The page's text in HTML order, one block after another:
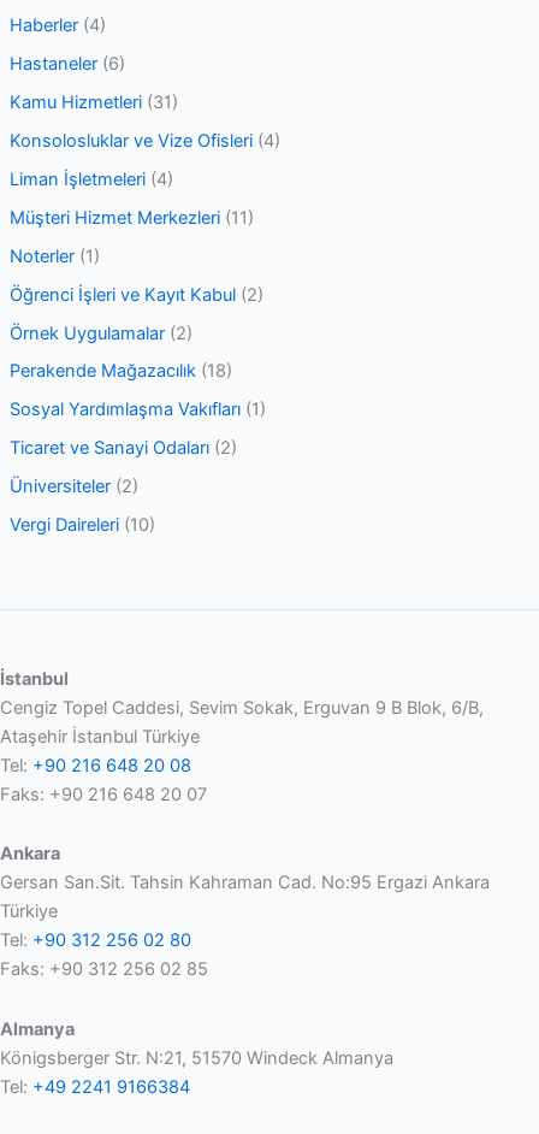
Haberler(4)
Hastaneler(6)
Kamu Hizmetleri(31)
Konsolosluklar ve Vize Ofisleri(4)
Liman İşletmeleri(4)
Müşteri Hizmet Merkezleri(11)
Noterler(1)
Öğrenci İşleri ve Kayıt Kabul(2)
Örnek Uygulamalar(2)
Perakende Mağazacılık(18)
Sosyal Yardımlaşma Vakıfları(1)
Ticaret ve Sanayi Odaları(2)
Üniversiteler(2)
Vergi Daireleri(10)
İstanbul
Cengiz Topel Caddesi, Sevim Sokak, Erguvan 9 B Blok, 6/B,
Ataşehir İstanbul Türkiye
Tel: +90 216 648 20 08
Faks: +90 216 648 20 07
Ankara
Gersan San.Sit. Tahsin Kahraman Cad. No:95 Ergazi Ankara
Türkiye
Tel: +90 312 256 02 80
Faks: +90 312 256 02 85
Almanya
Königsberger Str. N:21, 51570 Windeck Almanya
Tel: +49 2241 9166384